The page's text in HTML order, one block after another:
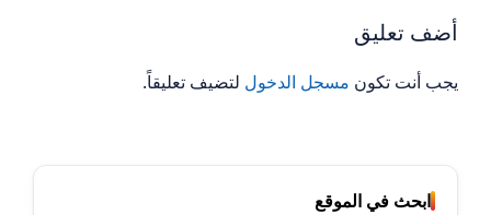
أضف تعليق
يجب أنت تكون مسجل الدخول لتضيف تعليقاً.
ابحث في الموقع